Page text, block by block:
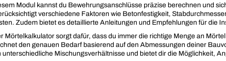
Modul kannst du Bewehrungsanschlüsse präzise berechnen und
verschiedene Faktoren wie Betonfestigkeit,
Zudem bietet es detaillierte Anleitungen und Empfehlungen für die
Mörtelkalkulator sorgt dafür, dass du immer die richtige Menge an
den genauen Bedarf basierend auf den Abmessungen deiner
Mischungsverhältnisse und bietet dir die Möglichkeit,